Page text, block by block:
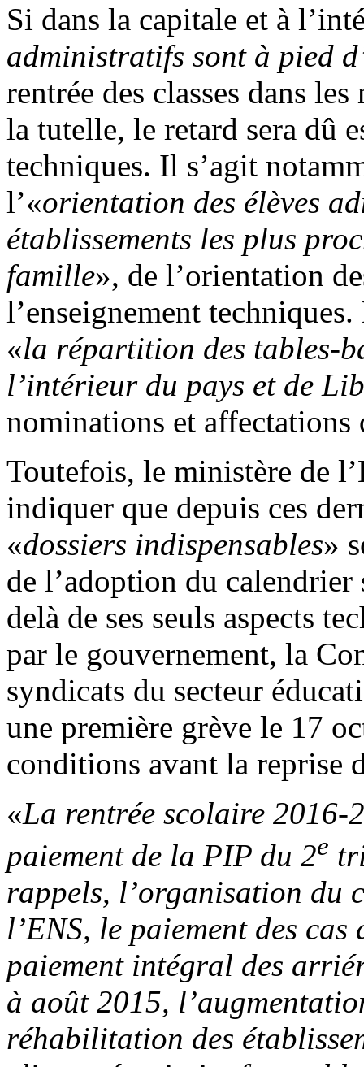
Si dans la capitale et à
administratifs sont à pied
rentrée des classes dans
la tutelle, le retard sera dû
techniques. Il s’agit
l’«orientation des élèves
établissements les plus
famille», de l’orientation
l’enseignement
«la répartition des tables-
l’intérieur du pays et de
nominations et
Toutefois, le ministère de
indiquer que depuis ces
«dossiers indispensables»
de l’adoption du
delà de ses seuls aspects
par le gouvernement, la
syndicats du secteur
une première grève le 17
conditions avant la reprise
«La rentrée scolaire 2016-
paiement de la PIP du 2e
rappels, l’organisation du
l’ENS, le paiement des
paiement intégral des
à août 2015,
réhabilitation des